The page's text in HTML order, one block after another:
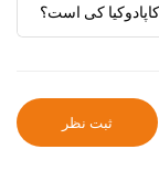
کاپادوکیا کی است؟
ثبت نظر